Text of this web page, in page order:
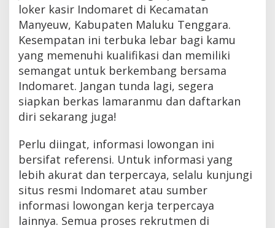
loker kasir Indomaret di Kecamatan
Manyeuw, Kabupaten Maluku Tenggara.
Kesempatan ini terbuka lebar bagi kamu
yang memenuhi kualifikasi dan memiliki
semangat untuk berkembang bersama
Indomaret. Jangan tunda lagi, segera
siapkan berkas lamaranmu dan daftarkan
diri sekarang juga!
Perlu diingat, informasi lowongan ini
bersifat referensi. Untuk informasi yang
lebih akurat dan terpercaya, selalu kunjungi
situs resmi Indomaret atau sumber
informasi lowongan kerja terpercaya
lainnya. Semua proses rekrutmen di